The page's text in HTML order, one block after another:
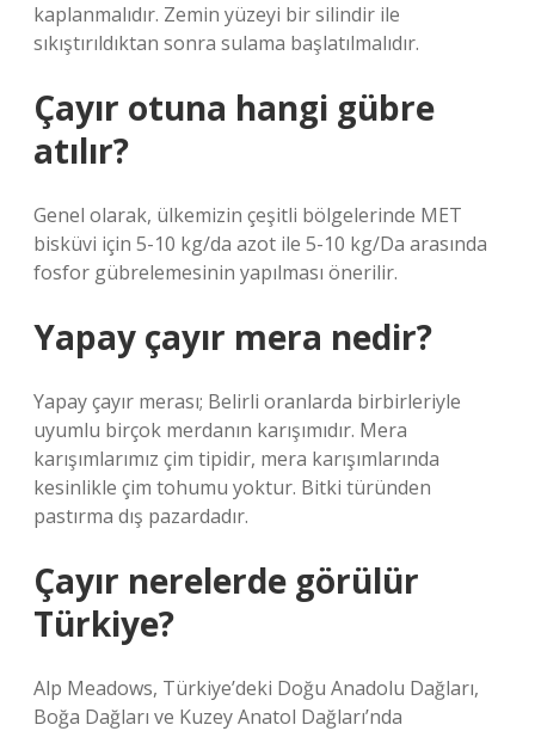
kaplanmalıdır. Zemin yüzeyi bir silindir ile
sıkıştırıldıktan sonra sulama başlatılmalıdır.
Çayır otuna hangi gübre
atılır?
Genel olarak, ülkemizin çeşitli bölgelerinde MET
bisküvi için 5-10 kg/da azot ile 5-10 kg/Da arasında
fosfor gübrelemesinin yapılması önerilir.
Yapay çayır mera nedir?
Yapay çayır merası; Belirli oranlarda birbirleriyle
uyumlu birçok merdanın karışımıdır. Mera
karışımlarımız çim tipidir, mera karışımlarında
kesinlikle çim tohumu yoktur. Bitki türünden
pastırma dış pazardadır.
Çayır nerelerde görülür
Türkiye?
Alp Meadows, Türkiye’deki Doğu Anadolu Dağları,
Boğa Dağları ve Kuzey Anatol Dağları’nda